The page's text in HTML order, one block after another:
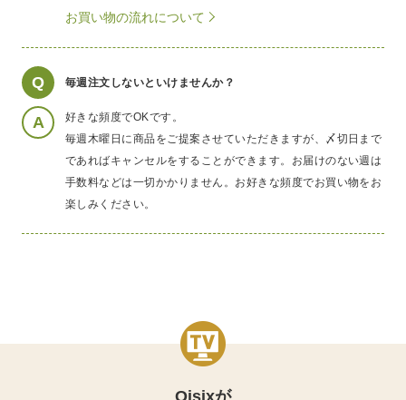
お買い物の流れについて
Q 毎週注文しないといけませんか？
A
好きな頻度でOKです。
毎週木曜日に商品をご提案させていただきますが、〆切日まで
であればキャンセルをすることができます。お届けのない週は
手数料などは一切かかりません。お好きな頻度でお買い物をお
楽しみください。